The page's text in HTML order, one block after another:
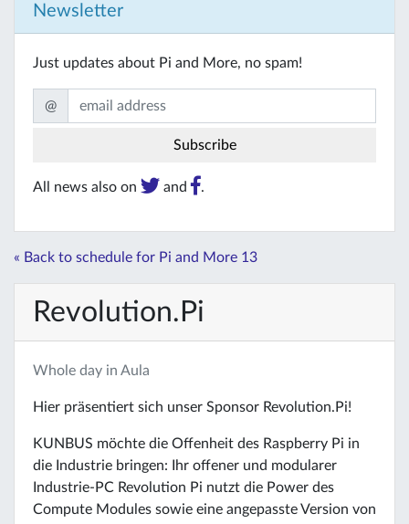
Newsletter
Just updates about Pi and More, no spam!
@
All news also on and .
« Back to schedule for Pi and More 13
Revolution.Pi
Whole day in Aula
Hier präsentiert sich unser Sponsor Revolution.Pi!
KUNBUS möchte die Offenheit des Raspberry Pi in
die Industrie bringen: Ihr offener und modularer
Industrie-PC Revolution Pi nutzt die Power des
Compute Modules sowie eine angepasste Version von